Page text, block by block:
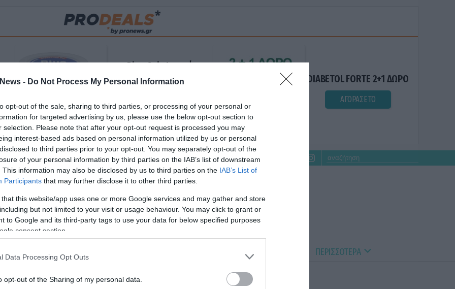
- Do Not Process My Personal Information
opt-out of the sale, sharing to third parties, or processing of your personal or
for targeted advertising by us, please use the below opt-out section to
selection. Please note that after your opt-out request is processed you may
interest-based ads based on personal information utilized by us or personal
to third parties prior to your opt-out. You may separately opt-out of the
of your personal information by third parties on the IAB’s list of downstream
This information may also be disclosed by us to third parties on the IAB’s List of
Participants that may further disclose it to other third parties.
that this website/app uses one or more Google services and may gather and store
but not limited to your visit or usage behaviour. You may click to grant or
to Google and its third-party tags to use your data for below specified purposes
consent section.
Data Processing Opt Outs
opt-out of the Sharing of my personal data.
Blue Gel: Φυσική
ανακούφιση & χαλάρωση
ΑΓΟΡΑΣΕ ΤΟ
DIABETOL FORTE 2+1 ΔΩΡΟ
ΑΓΟΡΑΣΕ ΤΟ
ΑΣΘΕΝΕΙΕΣ ΨΥΧΟΛΟΓΙΑ HEALTHY PETS ΠΕΡΙΣΣΟΤΕΡΑ